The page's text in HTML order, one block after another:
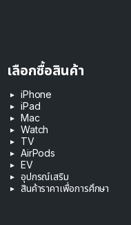
เลือกซื้อสินค้า
iPhone
iPad
Mac
Watch
TV
AirPods
EV
อุปกรณ์เสริม
สินค้าราคาเพื่อการศึกษา